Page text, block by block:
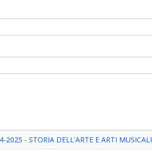
- STORIA DELL'ARTE E ARTI MUSICALI